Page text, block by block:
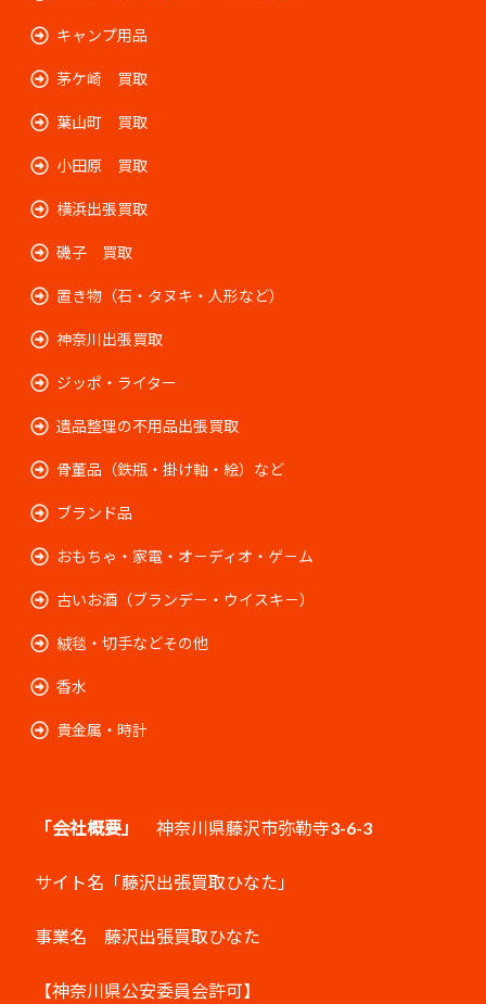
キャンプ用品
茅ケ崎 買取
葉山町 買取
小田原 買取
横浜出張買取
磯子 買取
置き物（石・タヌキ・人形など）
神奈川出張買取
ジッポ・ライター
遺品整理の不用品出張買取
骨董品（鉄瓶・掛け軸・絵）など
ブランド品
おもちゃ・家電・オ－ディオ・ゲ－ム
古いお酒（ブランデ－・ウイスキ－）
絨毯・切手などその他
香水
貴金属・時計
「会社概要」 神奈川県藤沢市弥勒寺3-6-3
サイト名「藤沢出張買取ひなた」
事業名 藤沢出張買取ひなた
【神奈川県公安委員会許可】